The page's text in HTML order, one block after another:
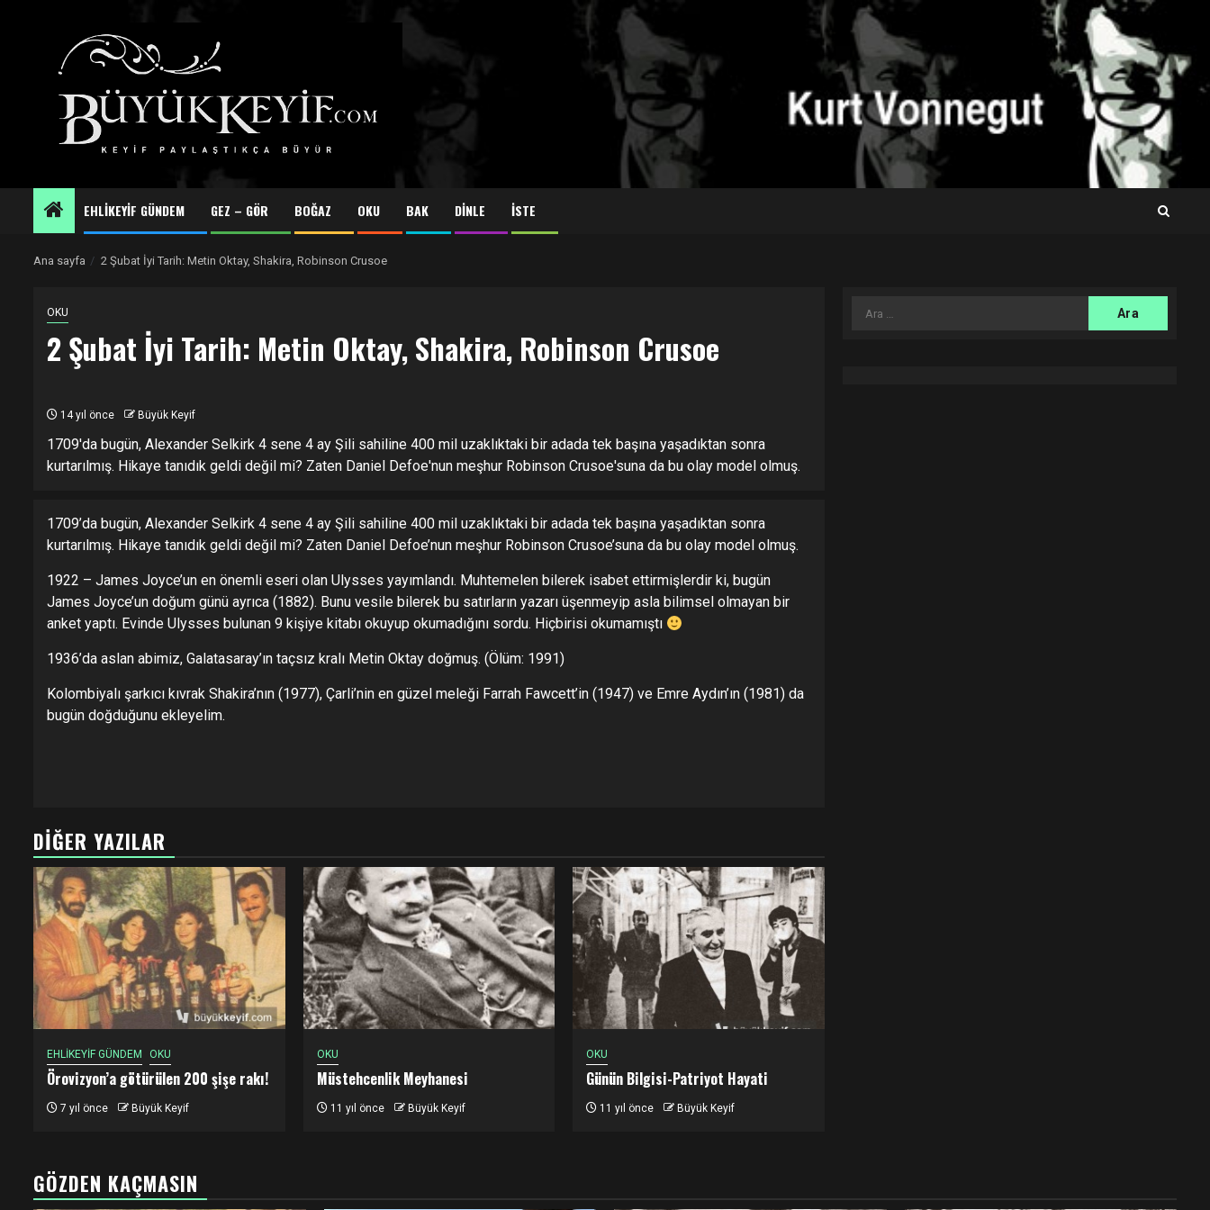
EHLİKEYİF GÜNDEM GEZ – GÖR BOĞAZ OKU BAK DİNLE İSTE
Ana sayfa 2 Şubat İyi Tarih: Metin Oktay, Shakira, Robinson Crusoe
OKU
2 Şubat İyi Tarih: Metin Oktay, Shakira, Robinson Crusoe
14 yıl önce Büyük Keyif
1709'da bugün, Alexander Selkirk 4 sene 4 ay Şili sahiline 400 mil uzaklıktaki bir adada tek başına yaşadıktan sonra
kurtarılmış. Hikaye tanıdık geldi değil mi? Zaten Daniel Defoe'nun meşhur Robinson Crusoe'suna da bu olay model olmuş.
1709’da bugün, Alexander Selkirk 4 sene 4 ay Şili sahiline 400 mil uzaklıktaki bir adada tek başına yaşadıktan sonra
kurtarılmış. Hikaye tanıdık geldi değil mi? Zaten Daniel Defoe’nun meşhur Robinson Crusoe’suna da bu olay model olmuş.
1922 – James Joyce’un en önemli eseri olan Ulysses yayımlandı. Muhtemelen bilerek isabet ettirmişlerdir ki, bugün
James Joyce’un doğum günü ayrıca (1882). Bunu vesile bilerek bu satırların yazarı üşenmeyip asla bilimsel olmayan bir
anket yaptı. Evinde Ulysses bulunan 9 kişiye kitabı okuyup okumadığını sordu. Hiçbirisi okumamıştı
1936’da aslan abimiz, Galatasaray’ın taçsız kralı Metin Oktay doğmuş. (Ölüm: 1991)
Kolombiyalı şarkıcı kıvrak Shakira’nın (1977), Çarli’nin en güzel meleği Farrah Fawcett’in (1947) ve Emre Aydın’ın (1981) da
bugün doğduğunu ekleyelim.
DIĞER YAZILAR
EHLİKEYİF GÜNDEM OKU
Örovizyon’a götürülen 200 şişe rakı!
7 yıl önce Büyük Keyif
OKU
Müstehcenlik Meyhanesi
11 yıl önce Büyük Keyif
OKU
Günün Bilgisi-Patriyot Hayati
11 yıl önce Büyük Keyif
Arama:
GÖZDEN KAÇMASIN